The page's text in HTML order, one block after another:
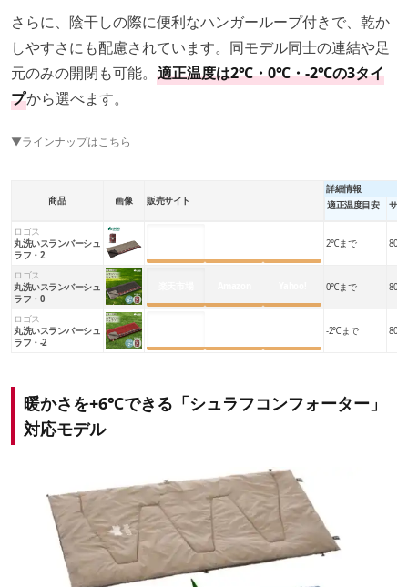
さらに、陰干しの際に便利なハンガーループ付きで、乾か
しやすさにも配慮されています。同モデル同士の連結や足
元のみの開閉も可能。 適正温度は2℃・0℃・-2℃の3タイ
プから選べます。
▼ラインナップはこちら
商品 画像 販売サイト
詳細情報
適正温度目安
サイ
ロゴス
丸洗いスランバーシュ
ラフ・2
2℃まで
ロゴス
丸洗いスランバーシュ
ラフ・0
0℃まで
ロゴス
丸洗いスランバーシュ
ラフ・-2
-2℃まで
暖かさを+6℃できる「シュラフコンフォーター」
対応モデル